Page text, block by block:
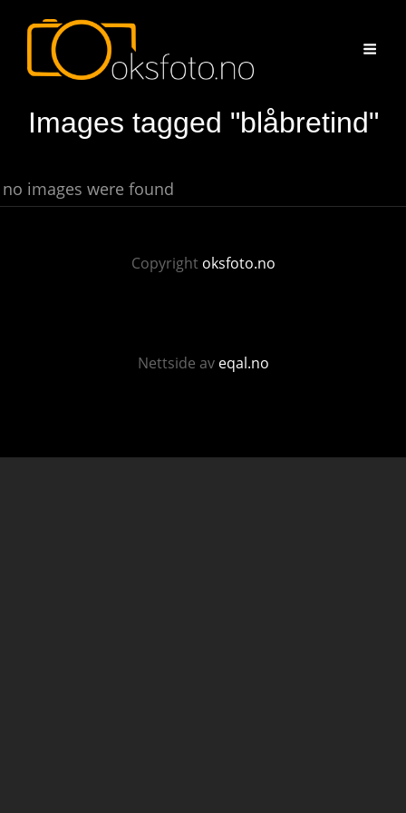
Images tagged "blåbretind"
no images were found
Copyright oksfoto.no
Nettside av eqal.no